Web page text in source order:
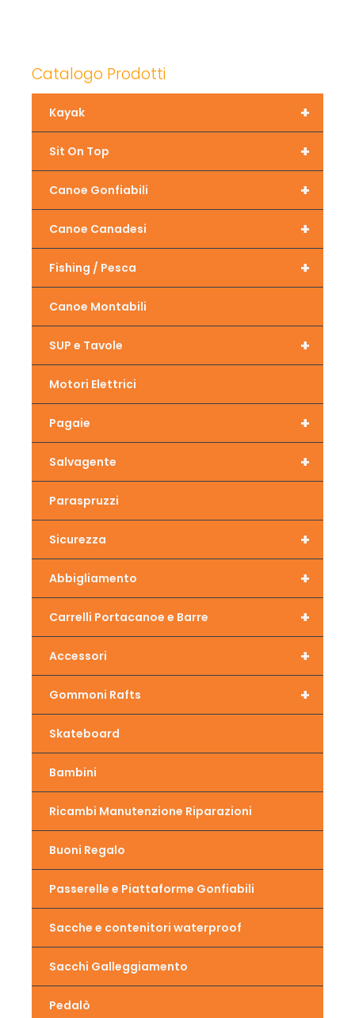
Catalogo Prodotti
+
Kayak
+
Sit On Top
+
Canoe Gonfiabili
+
Canoe Canadesi
+
Fishing / Pesca
Canoe Montabili
+
SUP e Tavole
Motori Elettrici
+
Pagaie
+
Salvagente
Paraspruzzi
+
Sicurezza
+
Abbigliamento
+
Carrelli Portacanoe e Barre
+
Accessori
+
Gommoni Rafts
Skateboard
Bambini
Ricambi Manutenzione Riparazioni
Buoni Regalo
Passerelle e Piattaforme Gonfiabili
Sacche e contenitori waterproof
Sacchi Galleggiamento
Pedalò